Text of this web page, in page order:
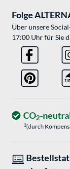
Folge
Über unsere
17:00 Uhr für Sie
CO2-
1(durch